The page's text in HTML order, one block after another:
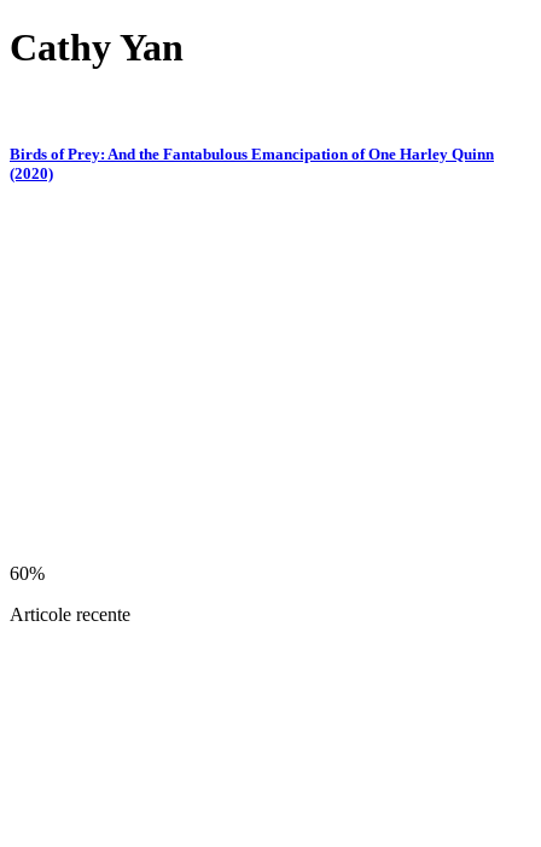
Cathy Yan
Birds of Prey: And the Fantabulous Emancipation of One Harley Quinn
(2020)
60%
Articole recente